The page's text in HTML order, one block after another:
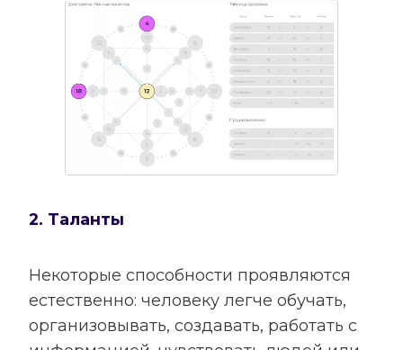
2. Таланты
Некоторые способности проявляются
естественно: человеку легче обучать,
организовывать, создавать, работать с